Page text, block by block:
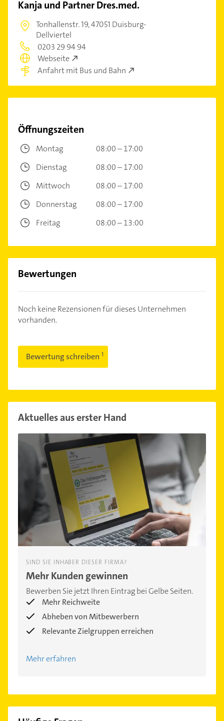
Kanja und Partner Dres.med.
Tonhallenstr. 19,47051 Duisburg-
Dellviertel
0203 29 94 94
Webseite
Anfahrt mit Bus und Bahn
Öffnungszeiten
Montag
08:00 – 17:00
Dienstag
08:00 – 17:00
Mittwoch
08:00 – 17:00
Donnerstag
08:00 – 17:00
Freitag
08:00 – 13:00
Bewertungen
Noch keine Rezensionen für dieses Unternehmen
vorhanden.
Bewertung schreiben
Aktuelles aus erster Hand
SIND SIE INHABER DIESER FIRMA?
Mehr Kunden gewinnen
Bewerben Sie jetzt Ihren Eintrag bei Gelbe Seiten.
Mehr Reichweite
Abheben von Mitbewerbern
Relevante Zielgruppen erreichen
Mehr erfahren